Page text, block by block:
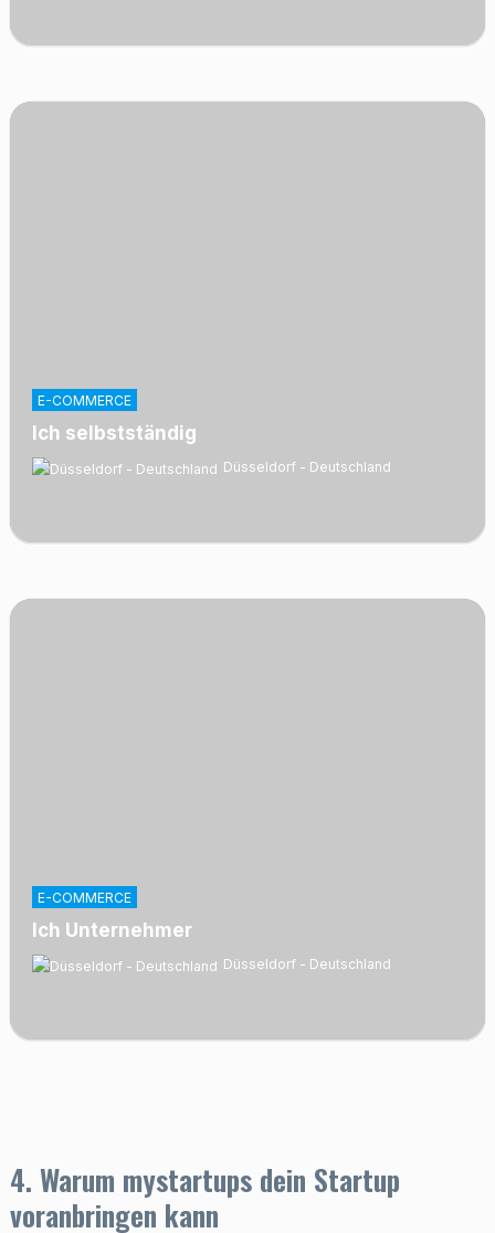
E-COMMERCE
Ich selbstständig
Düsseldorf - Deutschland
E-COMMERCE
Ich Unternehmer
Düsseldorf - Deutschland
4. Warum mystartups dein Startup
voranbringen kann